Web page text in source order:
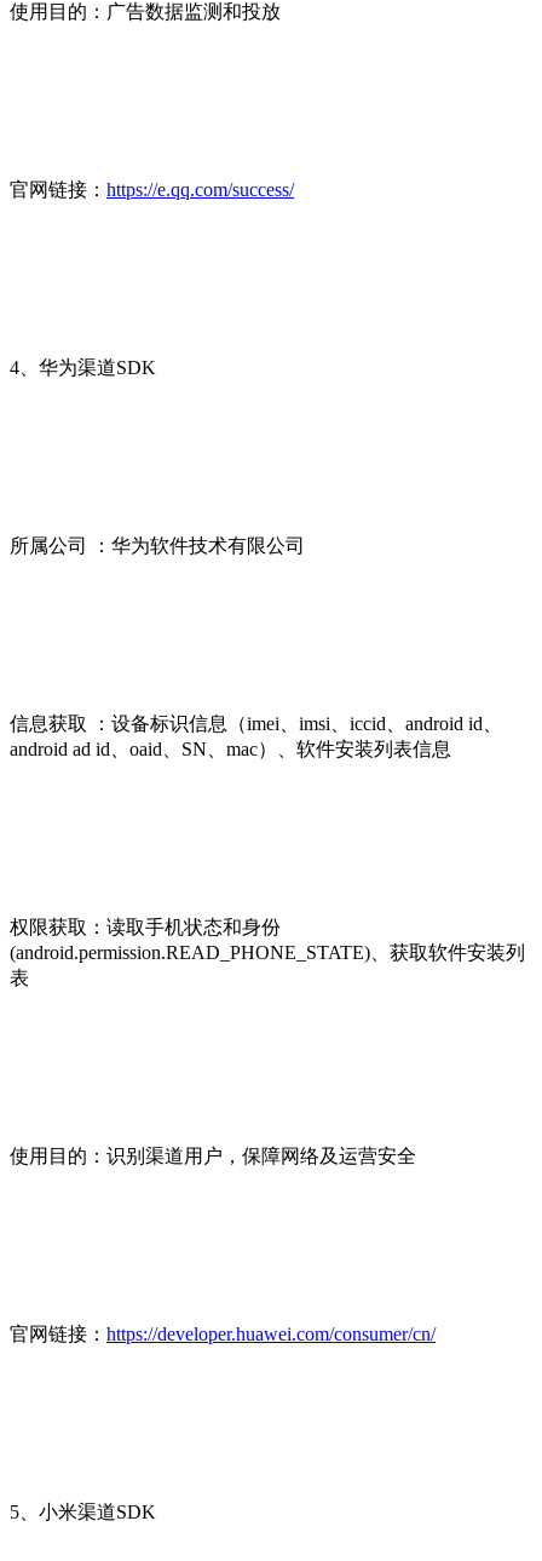
使用目的：广告数据监测和投放
官网链接： https://e.qq.com/success/
4、华为渠道SDK
所属公司 ：华为软件技术有限公司
信息获取 ：设备标识信息（imei、imsi、iccid、android id、
android ad id、oaid、SN、mac）、软件安装列表信息
权限获取：读取手机状态和身份
(android.permission.READ_PHONE_STATE)、获取软件安装列
表
使用目的：识别渠道用户，保障网络及运营安全
官网链接： https://developer.huawei.com/consumer/cn/
5、小米渠道SDK